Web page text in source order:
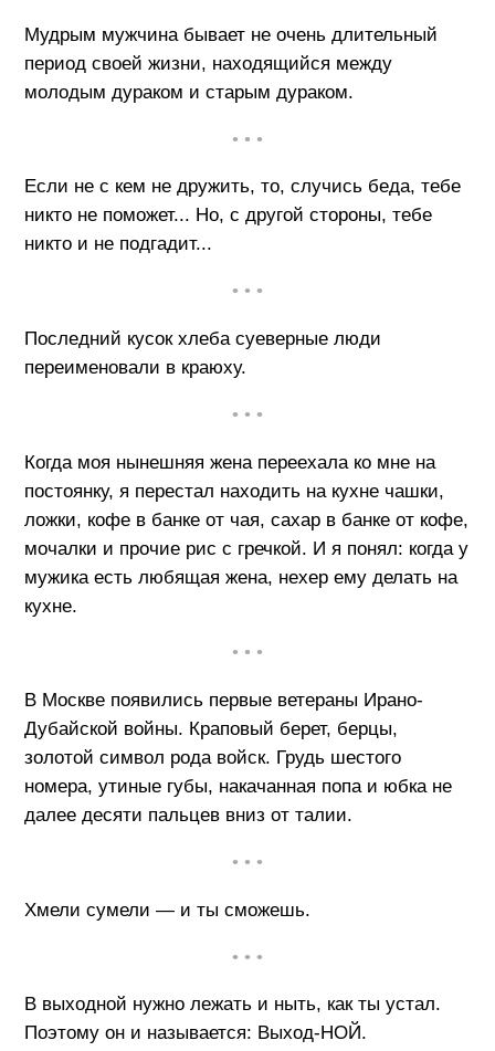
Мудрым мужчина бывает не очень длительный
период своей жизни, находящийся между
молодым дураком и старым дураком.
• • •
Если не с кем не дружить, то, случись беда, тебе
никто не поможет... Но, с другой стороны, тебе
никто и не подгадит...
• • •
Последний кусок хлеба суеверные люди
переименовали в краюху.
• • •
Когда моя нынешняя жена переехала ко мне на
постоянку, я перестал находить на кухне чашки,
ложки, кофе в банке от чая, сахар в банке от кофе,
мочалки и прочие рис с гречкой. И я понял: когда у
мужика есть любящая жена, нехер ему делать на
кухне.
• • •
В Москве появились первые ветераны Ирано-
Дубайской войны. Краповый берет, берцы,
золотой символ рода войск. Грудь шестого
номера, утиные губы, накачанная попа и юбка не
далее десяти пальцев вниз от талии.
• • •
Хмели сумели — и ты сможешь.
• • •
В выходной нужно лежать и ныть, как ты устал.
Поэтому он и называется: Выход-НОЙ.